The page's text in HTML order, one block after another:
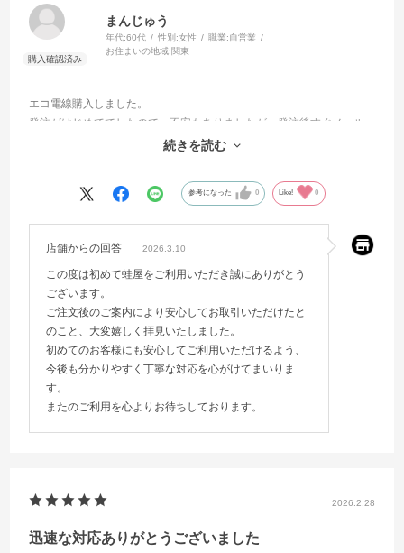
まんじゅう
年代:60代 性別:女性 職業:自営業
お住まいの地域:関東
エコ電線購入しました。
発注がはじめてでしたので、不安もありましたが、発注後すぐメール
が届き、発送予定を連絡頂き、安心しました。
続きを読む
参考になった 0 Like! 0
店舗からの回答 2026.3.10
この度は初めて蛙屋をご利用いただき誠にありがとう
ございます。
ご注文後のご案内により安心してお取引いただけたと
のこと、大変嬉しく拝見いたしました。
初めてのお客様にも安心してご利用いただけるよう、
今後も分かりやすく丁寧な対応を心がけてまいりま
す。
またのご利用を心よりお待ちしております。
2026.2.28
迅速な対応ありがとうございました